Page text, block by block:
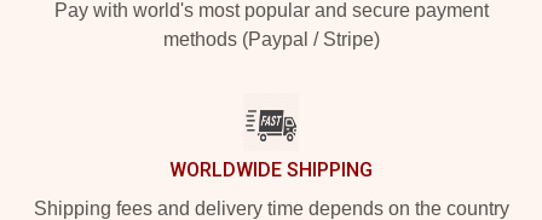
Pay with world's most popular and secure payment
methods (Paypal / Stripe)
WORLDWIDE SHIPPING
Shipping fees and delivery time depends on the country